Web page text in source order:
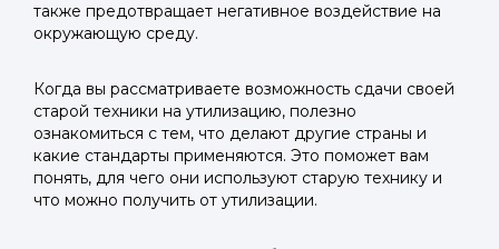
также предотвращает негативное воздействие на
окружающую среду.
Когда вы рассматриваете возможность сдачи своей
старой техники на утилизацию, полезно
ознакомиться с тем, что делают другие страны и
какие стандарты применяются. Это поможет вам
понять, для чего они используют старую технику и
что можно получить от утилизации.